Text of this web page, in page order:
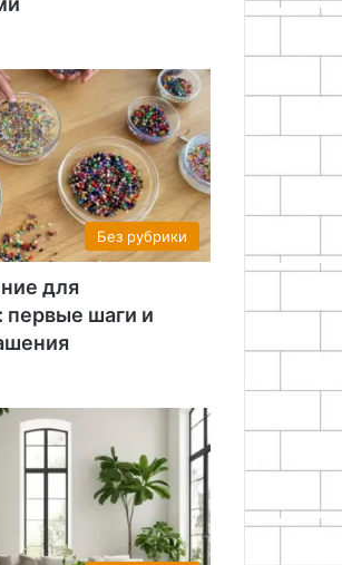
Без рубрики
декор: как
без больших
Без рубрики
для
шаги и